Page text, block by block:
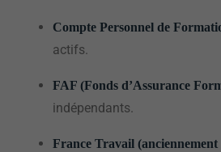
Compte Personnel de
actifs.
FAF (Fonds d’Assurance
indépendants.
France Travail